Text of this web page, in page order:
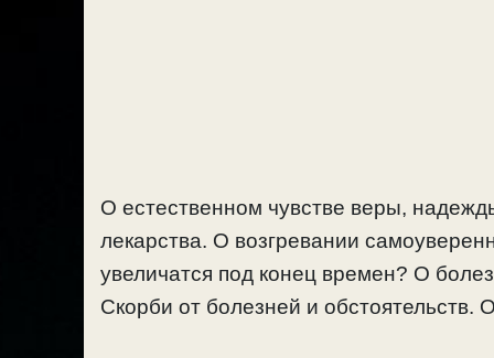
О естественном чувстве веры,
лекарства. О возгревании
увеличатся под конец времен? О
Скорби от болезней и обстоятельств.